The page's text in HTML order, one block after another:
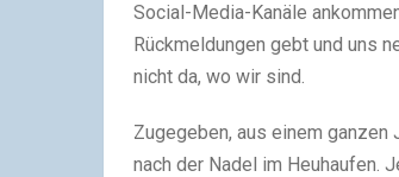
Social-Media-Kanäle
Rückmeldungen gebt und uns
nicht da, wo wir sind.
Zugegeben, aus einem
nach der Nadel im Heuhaufen.